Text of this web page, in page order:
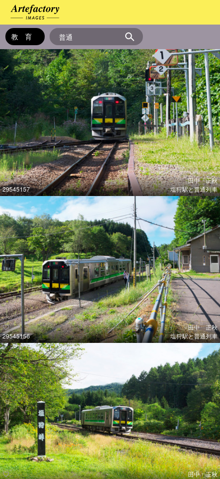
29545157
田中 正秋
塩狩駅と普通列車
29545156
田中 正秋
塩狩駅と普通列車
田中 正秋